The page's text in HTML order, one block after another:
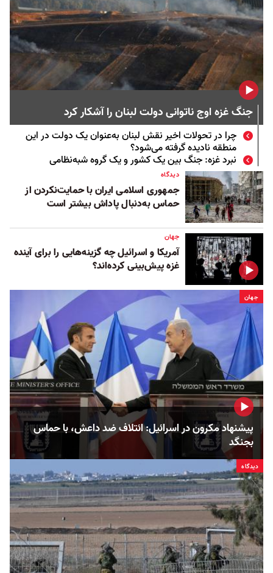
جنگ غزه اوج ناتوانی دولت لبنان را آشکار کرد
چرا در تحولات اخیر نقش لبنان به‌عنوان یک دولت در این
منطقه نادیده گرفته می‌شود؟
نبرد غزه: جنگ بین یک کشور و یک گروه شبه‌نظامی
دیدگاه
جمهوری اسلامی ایران با حمایت‌نکردن از
حماس به‌دنبال پاداش بیشتر است
جهان
آمریکا و اسرائیل چه گزینه‌هایی را برای آینده
غزه پیش‌بینی کرده‌اند؟
جهان
پیشنهاد مکرون در اسرائیل: ائتلاف ضد داعش، با حماس
بجنگد
دیدگاه